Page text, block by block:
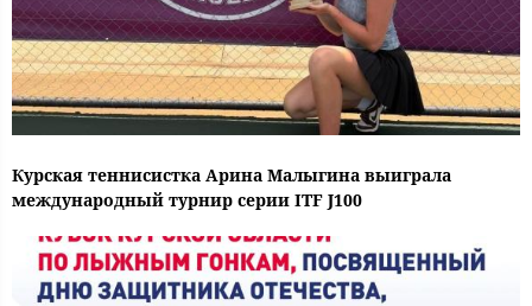
Курская теннисистка Арина Малыгина выиграла
международный турнир серии ITF J100